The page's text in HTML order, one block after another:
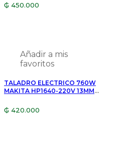
₲ 450.000
Añadir a mis
favoritos
TALADRO ELECTRICO 760W
MAKITA HP1640-220V 13MM
₲ 420.000